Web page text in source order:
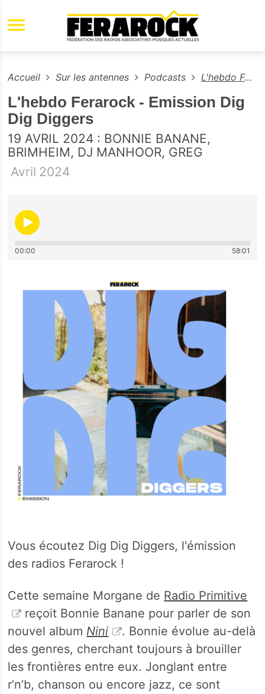
Aller au contenu principal
Accueil Sur les antennes Podcasts L'hebdo Ferarock - Emission Dig Dig Diggers
L'hebdo Ferarock - Emission Dig
Dig Diggers
19 AVRIL 2024 : BONNIE BANANE,
BRIMHEIM, DJ MANHOOR, GREG
Avril 2024
00:00 58:01
Vous écoutez Dig Dig Diggers, l'émission
des radios Ferarock !
Cette semaine Morgane de Radio Primitive
reçoit Bonnie Banane pour parler de son
nouvel album Nini
. Bonnie évolue au-delà
des genres, cherchant toujours à brouiller
les frontières entre eux. Jonglant entre
r’n’b, chanson ou encore jazz, ce sont